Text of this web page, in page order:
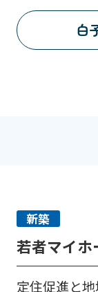
白
新築
若者マイホ
定住促進と